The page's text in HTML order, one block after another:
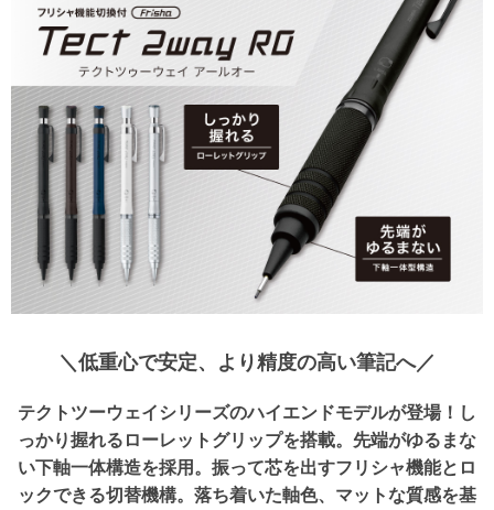
＼低重心で安定、より精度の高い筆記へ／
テクトツーウェイシリーズのハイエンドモデルが登場！し
っかり握れるローレットグリップを搭載。先端がゆるまな
い下軸一体構造を採用。振って芯を出すフリシャ機能とロ
ックできる切替機構。落ち着いた軸色、マットな質感を基